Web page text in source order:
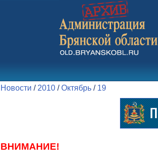
Новости / 2010 /Октябрь / 19
ВНИМАНИЕ!